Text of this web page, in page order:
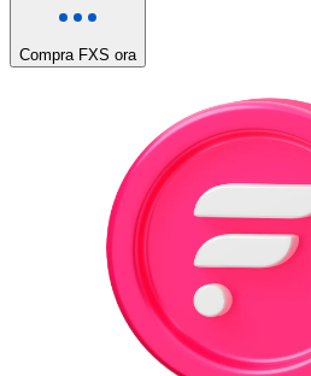
Compra FXS ora